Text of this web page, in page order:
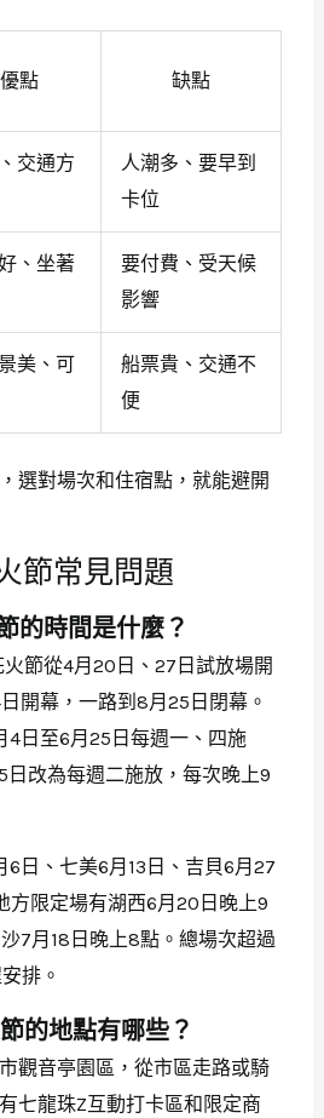
優點 缺點
交通方
人潮多、要早到
卡位
、坐著
要付費、受天候
影響
美、可
船票貴、交通不
便
選對場次和住宿點，就能避開
節常見問題
的時間是什麼？
節從4月20日、27日試放場開
開幕，一路到8月25日閉幕。
4日至6月25日每週一、四施
改為每週二施放，每次晚上9
6日、七美6月13日、吉貝6月27
方限定場有湖西6月20日晚上9
7月18日晚上8點。總場次超過
排。
的地點有哪些？
觀音亭園區，從市區走路或騎
七龍珠Z互動打卡區和限定商